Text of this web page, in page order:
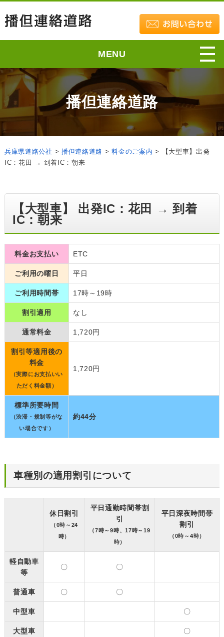
MENU
播但連絡道路
兵庫県道路公社 > 播但連絡道路 >料金のご案内 >
【大型車】出発
IC：花田 → 到着IC：朝来
【大型車】 出発IC：花田 → 到着
IC：朝来
料金お支払い ETC
ご利用の曜日 平日
ご利用時間帯 17時～19時
割引適用 なし
通常料金 1,720円
割引等適用後の
料金
（実際にお支払いい
ただく料金額）
1,720円
標準所要時間
（渋滞・規制等がな
い場合です）
約44分
車種別の適用割引について
休日割引
（0時～24
時）
平日通勤時間帯割
引
（7時～9時、17時～19
時）
平日深夜時間帯
割引
（0時～4時）
軽自動車
等
〇 〇
普通車 〇 〇
中型車 〇
大型車 〇